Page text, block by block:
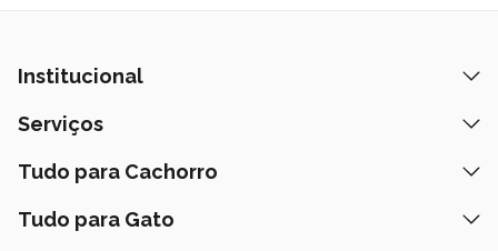
Institucional
Quem Somos
Prazos de Entrega
Fale Conosco
Serviços
Banho e Tosa
Peça pelo Delivery
Tudo para Cachorro
Ração
Tudo para Gato